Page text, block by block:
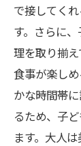
で接してく
す。さらに
理を取り揃
食事が楽し
かな時間帯
るため、子
ます。大人